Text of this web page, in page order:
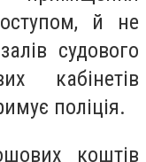
й не
судового
кабінетів
поліція.
коштів